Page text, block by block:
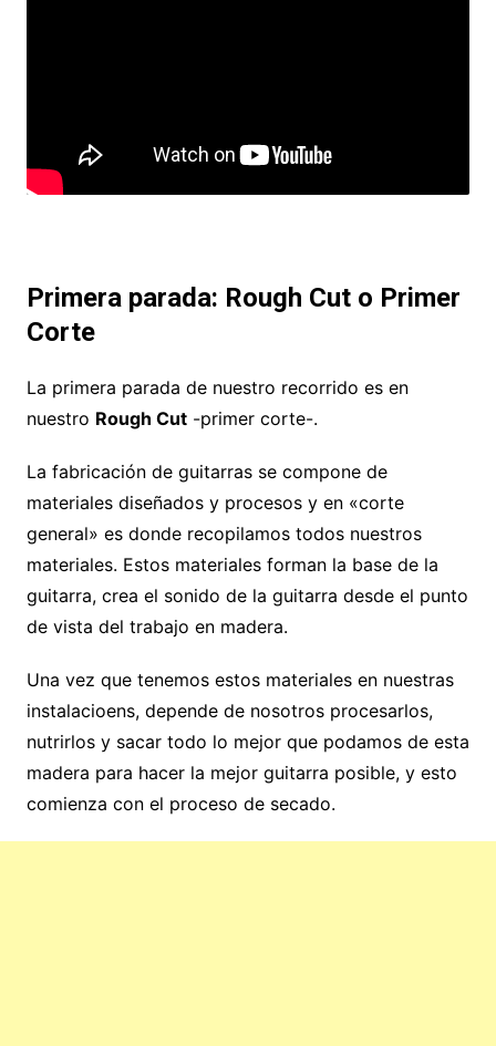
Primera parada: Rough Cut o Primer
Corte
La primera parada de nuestro recorrido es en
nuestro Rough Cut-primer corte-.
La fabricación de guitarras se compone de
materiales diseñados y procesos y en «corte
general» es donde recopilamos todos nuestros
materiales. Estos materiales forman la base de la
guitarra, crea el sonido de la guitarra desde el punto
de vista del trabajo en madera.
Una vez que tenemos estos materiales en nuestras
instalacioens, depende de nosotros procesarlos,
nutrirlos y sacar todo lo mejor que podamos de esta
madera para hacer la mejor guitarra posible, y esto
comienza con el proceso de secado.